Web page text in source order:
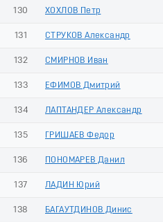
130 ХОХЛОВ Петр
131 СТРУКОВ Александр
132 СМИРНОВ Иван
133 ЕФИМОВ Дмитрий
134 ЛАПТАНДЕР Александр
135 ГРИШАЕВ Федор
136 ПОНОМАРЕВ Данил
137 ЛАДИН Юрий
138 БАГАУТДИНОВ Динис